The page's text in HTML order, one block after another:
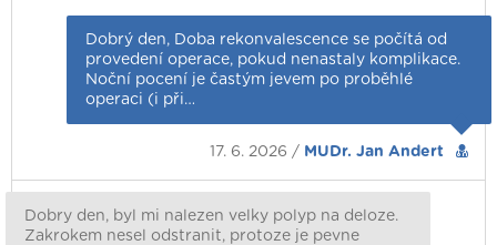
Dobrý den, Doba rekonvalescence se počítá od
provedení operace, pokud nenastaly komplikace.
Noční pocení je častým jevem po proběhlé
operaci (i při…
17. 6. 2026 / MUDr. Jan Andert
Dobry den, byl mi nalezen velky polyp na deloze.
Zakrokem nesel odstranit, protoze je pevne